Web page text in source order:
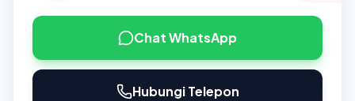
Chat WhatsApp
Hubungi Telepon